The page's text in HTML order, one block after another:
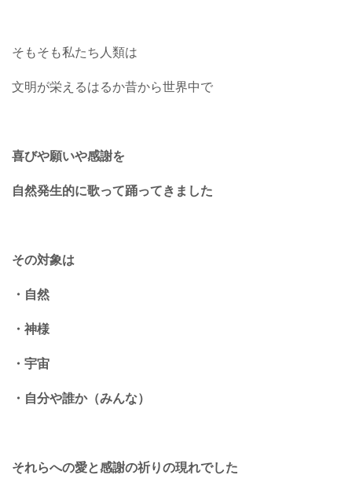
そもそも私たち人類は
文明が栄えるはるか昔から世界中で
喜びや願いや感謝を
自然発生的に歌って踊ってきました
その対象は
・自然
・神様
・宇宙
・自分や誰か（みんな）
それらへの愛と感謝の祈りの現れでした